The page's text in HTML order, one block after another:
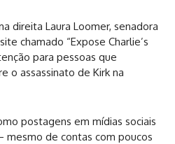
direita Laura Loomer, senadora
chamado “Expose Charlie’s
para pessoas que
o assassinato de Kirk na
postagens em mídias sociais
de contas com poucos